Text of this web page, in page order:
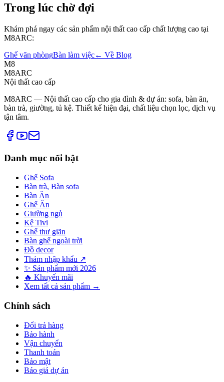
Trong lúc chờ đợi
Khám phá ngay các sản phẩm nội thất cao cấp chất lượng cao tại
M8ARC:
Ghế văn phòngBàn làm việc← Về Blog
M8
M8ARC
Nội thất cao cấp
M8ARC — Nội thất cao cấp cho gia đình & dự án: sofa, bàn ăn,
bàn trà, giường, tủ kệ. Thiết kế hiện đại, chất liệu chọn lọc, dịch vụ
tận tâm.
Danh mục nổi bật
Ghế Sofa
Bàn trà, Bàn sofa
Bàn Ăn
Ghế Ăn
Giường ngủ
Kệ Tivi
Ghế thư giãn
Bàn ghế ngoài trời
Đồ decor
Thảm nhập khẩu ↗
✨ Sản phẩm mới 2026
🔥 Khuyến mãi
Xem tất cả sản phẩm →
Chính sách
Đổi trả hàng
Bảo hành
Vận chuyển
Thanh toán
Bảo mật
Báo giá dự án